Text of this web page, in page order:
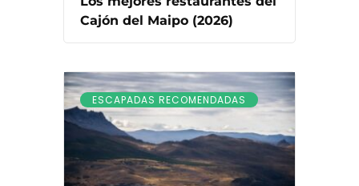
Cajón del Maipo (2026)
ESCAPADAS RECOMENDADAS